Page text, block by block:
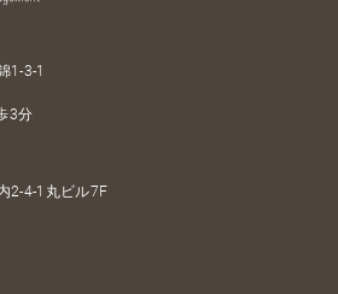
1-3-1
3分
2-4-1丸ビル7F